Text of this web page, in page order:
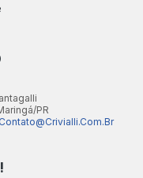
PR
Contato@crivialli.com.br